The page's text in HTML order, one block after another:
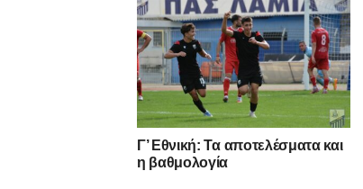
Γ’ Εθνική: Τα αποτελέσματα και
η βαθμολογία